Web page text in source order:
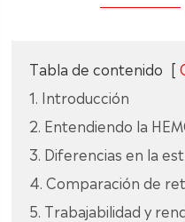
Tabla de contenido [
1. Introducción
2. Entendiendo la
3. Diferencias en la
4. Comparación de
5. Trabajabilidad y